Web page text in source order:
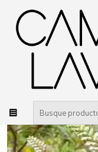
Inicio Planta Plantas